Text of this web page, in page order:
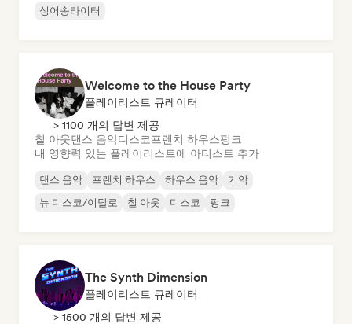
싱어송라이터
Welcome to the House Party
플레이리스트 큐레이터
> 1100 개의 답변 제공
칠 아웃댄스 음악디스코 프렌치 하우스펑크
내 영향력 있는 플레이리스트에 아티스트 추가
댄스 음악 프렌치 하우스 하우스 음악
기악
뉴 디스코/이탈로
칠 아웃 디스코 펑크
The Synth Dimension
플레이리스트 큐레이터
> 1500 개의 답변 제공